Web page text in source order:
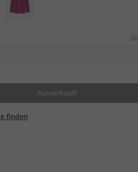
Ausverkauft
finden